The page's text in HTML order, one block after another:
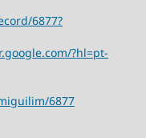
6877?
?hl=pt-
6877